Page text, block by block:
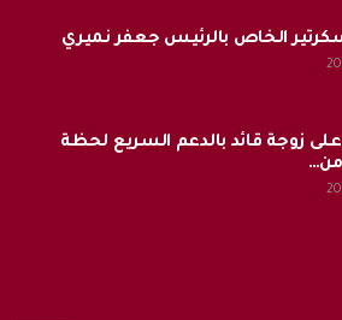
الخاص بالرئيس جعفر نميري
زوجة قائد بالدعم السريع لحظة
من…